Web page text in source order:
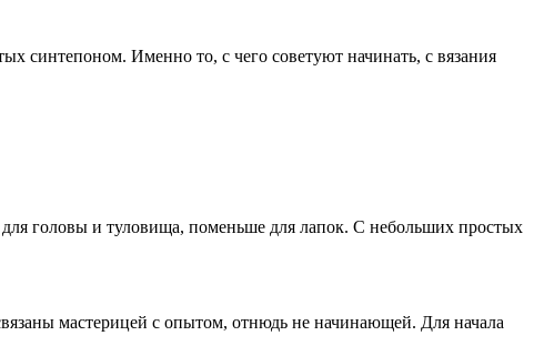
синтепоном. Именно то, с чего советуют начинать, с вязания
головы и туловища, поменьше для лапок. С небольших простых
мастерицей с опытом, отнюдь не начинающей. Для начала